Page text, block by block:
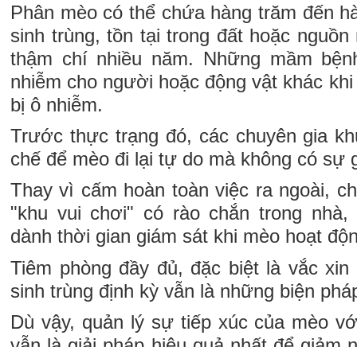
Phân mèo có thể chứa hàng trăm đến
sinh trùng, tồn tại trong đất hoặc
thậm chí nhiều năm. Những mầm
nhiễm cho người hoặc động vật khác
bị ô nhiễm.
Trước thực trạng đó, các chuyên gia
chế để mèo đi lại tự do mà không có sự
Thay vì cấm hoàn toàn việc ra ngoài,
"khu vui chơi" có rào chắn trong
dành thời gian giám sát khi mèo hoạt
Tiêm phòng đầy đủ, đặc biệt là vắc
sinh trùng định kỳ vẫn là những biện
Dù vậy, quản lý sự tiếp xúc của mèo